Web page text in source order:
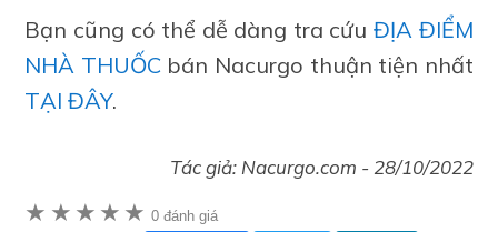
Bạn cũng có thể dễ dàng tra cứuĐỊA ĐIỂM
NHÀ THUỐCbán Nacurgo thuận tiện nhất
TẠI ĐÂY.
Tác giả: Nacurgo.com - 28/10/2022
★ ★ ★ ★ ★ 0 đánh giá